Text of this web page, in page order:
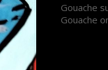
Gouache
Gouache